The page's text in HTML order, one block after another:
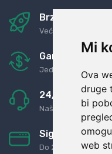
Mi
Ova
druge
bi
web
Brza i sigurna
Već za nekoliko
Garancija u
Jednostavno
24/7 odlična
Naši agenti uvijek
Sigurno
Do 24 rata bez